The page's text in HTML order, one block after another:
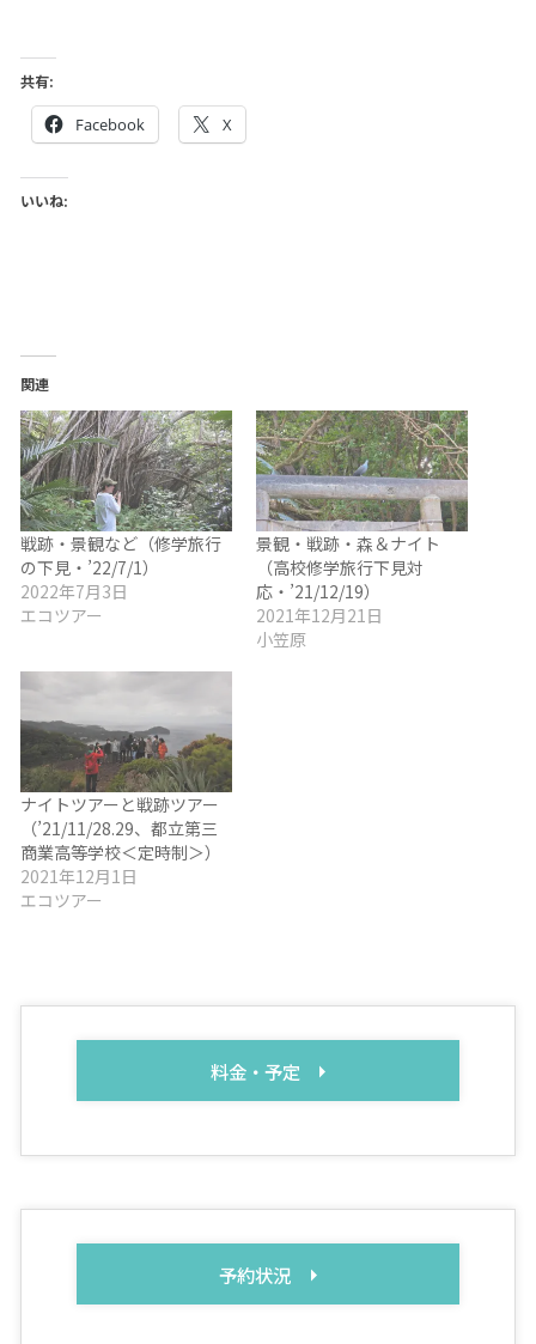
共有:
Facebook X
いいね:
関連
戦跡・景観など（修学旅行
の下見・’22/7/1）
2022年7月3日
エコツアー
景観・戦跡・森＆ナイト
（高校修学旅行下見対
応・’21/12/19）
2021年12月21日
小笠原
ナイトツアーと戦跡ツアー
（’21/11/28.29、都立第三
商業高等学校＜定時制＞）
2021年12月1日
エコツアー
料金・予定
予約状況